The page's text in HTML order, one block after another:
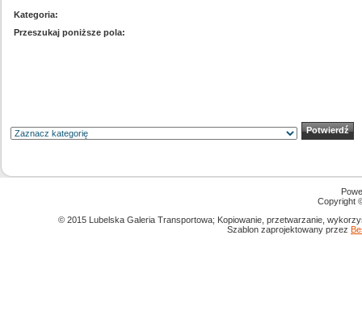
Kategoria:
Przeszukaj poniższe pola:
Copyright
© 2015 Lubelska Galeria Transportowa; Kopiowanie, przetwarzanie,
Szablon zaprojektowany przez